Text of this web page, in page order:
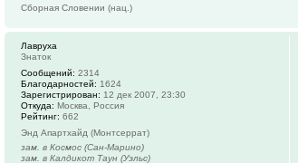
Сборная Словении (нац.)
Лавруха
Знаток
Сообщений: 2314
Благодарностей: 1624
Зарегистрирован: 12 дек 2007, 23:30
Откуда: Москва, Россия
Рейтинг: 662
Энд Апартхайд (Монтсеррат)
зам. в Космос (Сан-Марино)
зам. в Калдикот Таун (Уэльс)